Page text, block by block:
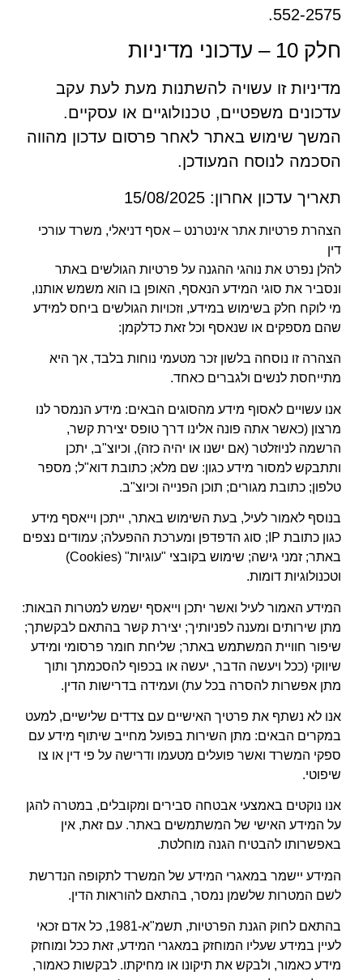
552-2575.
חלק 10 – עדכוני מדיניות
מדיניות זו עשויה להשתנות מעת לעת עקב
עדכונים משפטיים, טכנולוגיים או עסקיים.
המשך שימוש באתר לאחר פרסום עדכון מהווה
הסכמה לנוסח המעודכן.
תאריך עדכון אחרון: 15/08/2025
הצהרת פרטיות אתר אינטרנט – אסף דניאלי, משרד עורכי
דין
להלן נפרט את נוהגי ההגנה על פרטיות הגולשים באתר
ונסביר את סוגי המידע הנאסף, האופן בו הוא משמש אותנו,
מי לוקח חלק בשימוש במידע, וזכויות הגולשים ביחס למידע
שהם מספקים או שנאסף וכל זאת כדלקמן:
הצהרה זו נוסחה בלשון זכר מטעמי נוחות בלבד, אך היא
מתייחסת לנשים ולגברים כאחד.
אנו עשויים לאסוף מידע מהסוגים הבאים: מידע הנמסר לנו
מרצון (כאשר אתה פונה אלינו דרך טופס יצירת קשר,
הרשמה לניוזלטר (אם ישנו או יהיה כזה), וכיוצ"ב, יתכן
ותתבקש למסור מידע כגון: שם מלא; כתובת דוא"ל; מספר
טלפון; כתובת מגורים; תוכן הפנייה וכיוצ"ב.
בנוסף לאמור לעיל, בעת השימוש באתר, ייתכן וייאסף מידע
כגון כתובת IP ; סוג הדפדפן ומערכת ההפעלה; עמודים נצפים
באתר; זמני גישה; שימוש בקובצי "עוגיות" (Cookies
)
וטכנולוגיות דומות.
המידע האמור לעיל ואשר יתכן וייאסף ישמש למטרות הבאות:
מתן שירותים ומענה לפניותיך; יצירת קשר בהתאם לבקשתך;
שיפור חוויית המשתמש באתר; שליחת חומר פרסומי ומידע
שיווקי (ככל ויעשה הדבר, יעשה או בכפוף להסכמתך ותוך
מתן אפשרותלהסרה בכל עת) ועמידה בדרישות הדין.
אנו לא נשתף את פרטיך האישיים עם צדדים שלישיים, למעט
במקרים הבאים: מתן השירות בפועל מחייב שיתוף מידע עם
ספקי המשרד ואשר פועלים מטעמו ודרישה על פי דין או צו
שיפוטי.
אנו נוקטים באמצעי אבטחה סבירים ומקובלים, במטרה להגן
על המידע האישי של המשתמשים באתר. עם זאת, אין
באפשרותו להבטיח הגנה מוחלטת.
המידע יישמר במאגרי המידע של המשרדלתקופה הנדרשת
לשם המטרות שלשמן נמסר, בהתאם להוראות הדין.
בהתאם לחוק הגנת הפרטיות, תשמ"א-1981, כל אדם זכאי
לעיין במידע שעליו המוחזק במאגרי המידע, זאת ככל ומוחזק
מידע כאמור, ולבקש את תיקונו או מחיקתו. לבקשות כאמור,